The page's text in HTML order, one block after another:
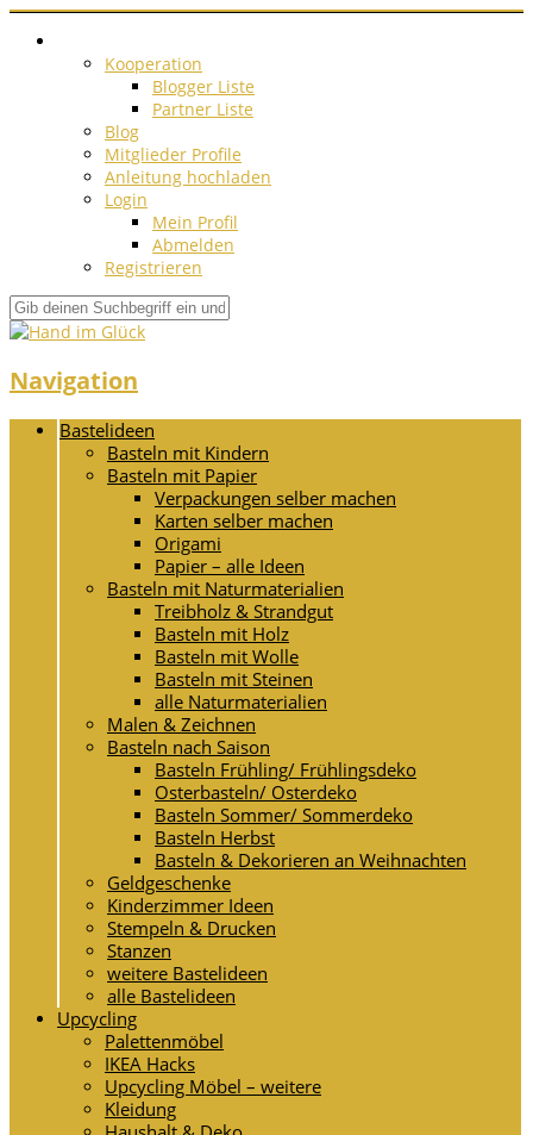
Kooperation
Blogger Liste
Partner Liste
Blog
Mitglieder Profile
Anleitung hochladen
Login
Mein Profil
Abmelden
Registrieren
Navigation
Bastelideen
Basteln mit Kindern
Basteln mit Papier
Verpackungen selber machen
Karten selber machen
Origami
Papier – alle Ideen
Basteln mit Naturmaterialien
Treibholz & Strandgut
Basteln mit Holz
Basteln mit Wolle
Basteln mit Steinen
alle Naturmaterialien
Malen & Zeichnen
Basteln nach Saison
Basteln Frühling/ Frühlingsdeko
Osterbasteln/ Osterdeko
Basteln Sommer/ Sommerdeko
Basteln Herbst
Basteln & Dekorieren an Weihnachten
Geldgeschenke
Kinderzimmer Ideen
Stempeln & Drucken
Stanzen
weitere Bastelideen
alle Bastelideen
Upcycling
Palettenmöbel
IKEA Hacks
Upcycling Möbel – weitere
Kleidung